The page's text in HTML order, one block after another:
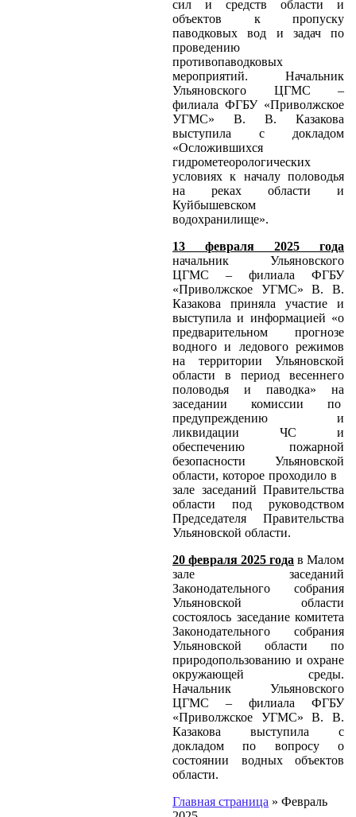
сил и средств области и
объектов к пропуску
паводковых вод и задач по
проведению
противопаводковых
мероприятий. Начальник
Ульяновского ЦГМС –
филиала ФГБУ «Приволжское
УГМС» В. В. Казакова
выступила с докладом
«Осложившихся
гидрометеорологических
условиях к началу половодья
на реках области и
Куйбышевском
водохранилище».
13 февраля 2025 года
начальник Ульяновского
ЦГМС – филиала ФГБУ
«Приволжское УГМС» В. В.
Казакова приняла участие и
выступила и информацией «о
предварительном прогнозе
водного и ледового режимов
на территории Ульяновской
области в период весеннего
половодья и паводка» на
заседании комиссии по
предупреждению и
ликвидации ЧС и
обеспечению пожарной
безопасности Ульяновской
области, которое проходило в
зале заседаний Правительства
области под руководством
Председателя Правительства
Ульяновской области.
20 февраля 2025 года в Малом
зале заседаний
Законодательного собрания
Ульяновской области
состоялось заседание комитета
Законодательного собрания
Ульяновской области по
природопользованию и охране
окружающей среды.
Начальник Ульяновского
ЦГМС – филиала ФГБУ
«Приволжское УГМС» В. В.
Казакова выступила с
докладом по вопросу о
состоянии водных объектов
области.
Главная страница » Февраль